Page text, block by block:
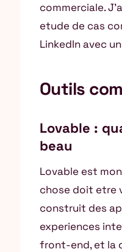
commerciale.
etude de cas
LinkedIn avec
Outils
Lovable :
beau
Lovable est
chose doit etre
construit des
experiences
front-end, et la